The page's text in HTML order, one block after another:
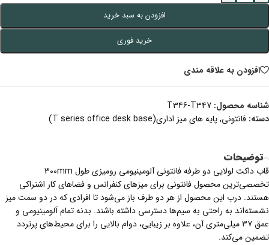
افزودن به سبد خرید
خرید فوری
افزودن به علاقه مندی
شناسه محصول: T346-T347
دسته: فانتونی,پایه های میز اداری(T series office desk base)
توضیحات
قاب داکت لولایی دو طرفه فانتونی آلومینیومی رومیزی طول 300mm
تخصصی‌ترین محصول فانتونی برای میزهای کنفرانس و فضاهای کار اشتراکی
هستند. درب این محصول از هر دو طرف باز می‌شود تا افرادی که در دو سمت میز
نشسته‌اند به راحتی به سیم‌ها دسترسی داشته باشند. بدنه تمام آلومینیومی و
عمق ۳۷ میلی‌متری آن، علاوه بر زیبایی، دوام بالایی را برای محیط‌های پرتردد
تضمین می‌کند.